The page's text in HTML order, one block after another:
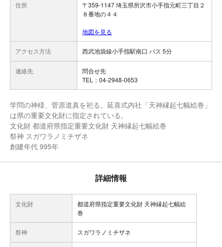
住所
〒359-1147 埼玉県所沢市小手指元町三丁目２
８番地の４４
地図を見る
アクセス方法 西武池袋線小手指駅南口 バス 5分
連絡先
問合せ先
TEL：04-2948-0653
学問の神様、菅原道真を祀る。延喜式内社「天神縁起七幅絵巻」
は県の重要文化財に指定されている。
文化財 都道府県指定重要文化財 天神縁起七幅絵巻
祭神 スガワラノミチザネ
創建年代 995年
詳細情報
文化財
都道府県指定重要文化財 天神縁起七幅絵
巻
祭神 スガワラノミチザネ